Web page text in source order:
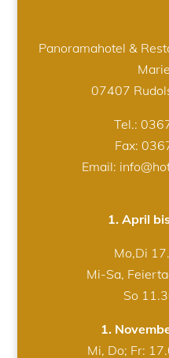
Panoramahotel &
07407
Tel.:
Fax:
Email:
1. April
Mo,Di
Mi-Sa,
So
1.
Mi, Do; Fr: